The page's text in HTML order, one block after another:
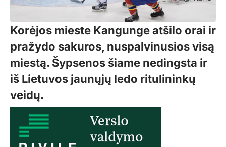
Korėjos mieste Kangunge atšilo orai ir
pražydo sakuros, nuspalvinusios visą
miestą. Šypsenos šiame nedingsta ir
iš Lietuvos jaunųjų ledo ritulininkų
veidų.